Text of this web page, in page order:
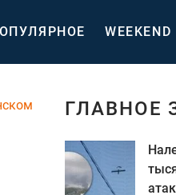
WEEKEND
ГЛАВНОЕ